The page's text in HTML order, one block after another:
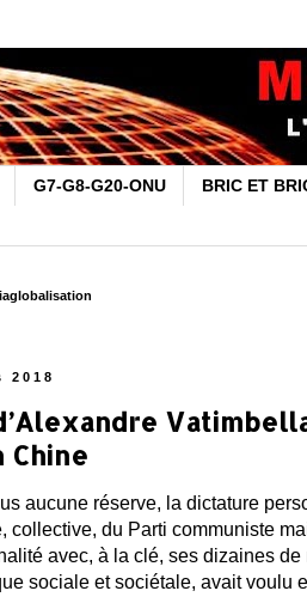
G7-G8-G20-ONU BRIC ET
2018
Chine
aucune réserve, la dictature
collective, du Parti communiste
avec, à la clé, ses dizaines
sociale et sociétale, avait voulu